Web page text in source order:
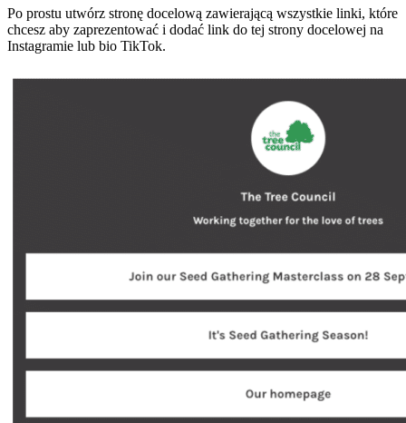
Po prostu utwórz stronę docelową zawierającą wszystkie linki, które
chcesz aby zaprezentować i dodać link do tej strony docelowej na
Instagramie lub bio TikTok.